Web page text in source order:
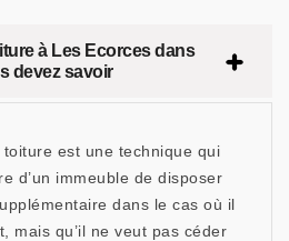
à Les Ecorces dans
devez savoir
est une technique qui
d’un immeuble de disposer
dans le cas où il
mais qu’il ne veut pas céder